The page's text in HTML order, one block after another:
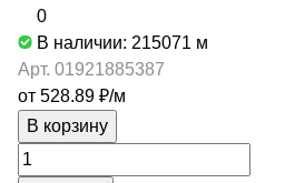
0
В наличии: 215071 м
Арт. 01921885387
от 528.89 ₽/м
В корзину